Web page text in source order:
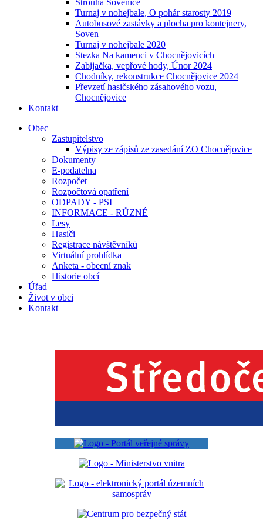
Turnaj v nohejbale, O pohár starosty 2019
Autobusové zastávky a plocha pro kontejnery,
Soven
Turnaj v nohejbale 2020
Stezka Na kamenci v Chocnějovicích
Zabijačka, vepřové hody, Únor 2024
Chodníky, rekonstrukce Chocnějovice 2024
Převzetí hasičského zásahového vozu,
Chocnějovice
Kontakt
Obec
Zastupitelstvo
Výpisy ze zápisů ze zasedání ZO Chocnějovice
Dokumenty
E-podatelna
Rozpočet
Rozpočtová opatření
ODPADY - PSI
INFORMACE - RŮZNÉ
Lesy
Hasiči
Registrace návštěvníků
Virtuální prohlídka
Anketa - obecní znak
Historie obcí
Úřad
Život v obci
Kontakt